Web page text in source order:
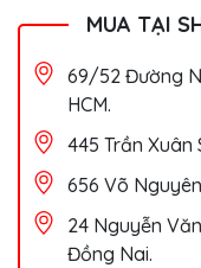
MUA TẠI
69/52 Đường
HCM.
445 Trần Xuân
656 Võ
24 Nguyễn
Đồng Nai.